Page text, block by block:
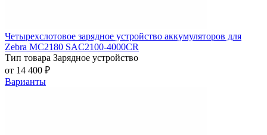
Четырехслотовое зарядное устройство аккумуляторов для
Zebra MC2180 SAC2100-4000CR
Тип товара Зарядное устройство
от 14 400 ₽
Варианты